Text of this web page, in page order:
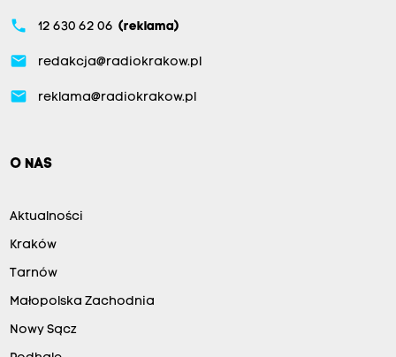
phone 12 630 62 06 (reklama)
email redakcja@radiokrakow.pl
email reklama@radiokrakow.pl
O NAS
Aktualności
Kraków
Tarnów
Małopolska Zachodnia
Nowy Sącz